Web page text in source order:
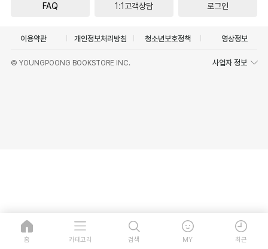
FAQ 1:1고객상담 로그인
이용약관 개인정보처리방침 청소년보호정책 영상정보
© YOUNGPOONG BOOKSTORE INC. 사업자 정보
홈 카테고리 검색 MY 최근